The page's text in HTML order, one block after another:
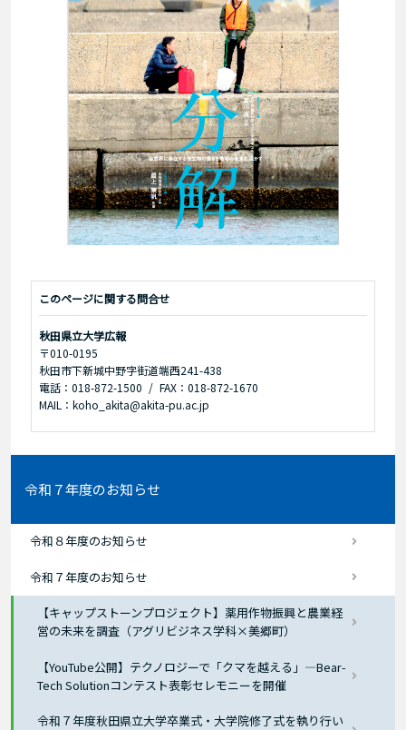
このページに関する問合せ
秋田県立大学広報
〒010-0195
秋田市下新城中野字街道端西241-438
電話：018-872-1500
FAX：018-872-1670
MAIL：koho_akita@akita-pu.ac.jp
令和７年度のお知らせ
令和８年度のお知らせ
令和７年度のお知らせ
【キャップストーンプロジェクト】薬用作物振興と農業経
営の未来を調査（アグリビジネス学科×美郷町）
【YouTube公開】テクノロジーで「クマを越える」―Bear-
Tech Solutionコンテスト表彰セレモニーを開催
令和７年度秋田県立大学卒業式・大学院修了式を執り行い